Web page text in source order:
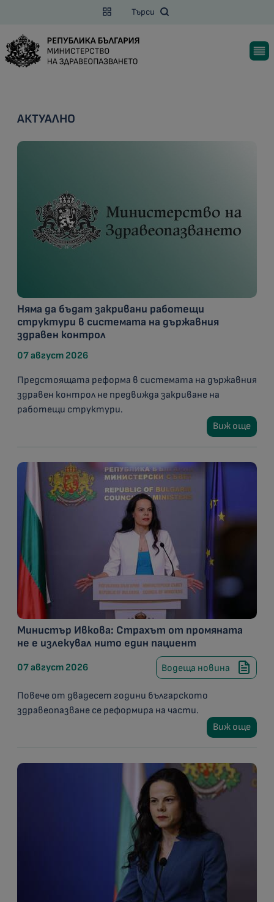
Търси
АКТУАЛНО
Няма да бъдат закривани работещи
структури в системата на държавния
здравен контрол
07 август 2026
Предстоящата реформа в системата на държавния
здравен контрол не предвижда закриване на
работещи структури.
Виж още
Министър Ивкова: Страхът от промяната
не е излекувал нито един пациент
07 август 2026 Водеща новина
Повече от двадесет години българското
здравеопазване се реформира на части.
Виж още